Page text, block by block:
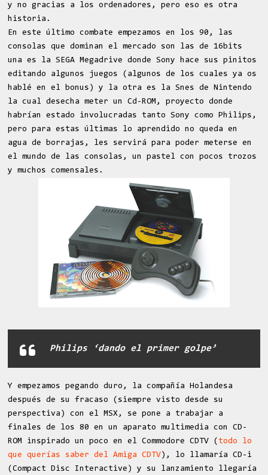
y no gracias a los ordenadores, pero eso es otra
historia.
En este último combate empezamos en los 90, las
consolas que dominan el mercado son las de 16bits
una es la SEGA Megadrive donde Sony hace sus pinitos
editando algunos juegos (algunos de los cuales ya os
hablé en el bonus) y la otra es la Snes de Nintendo
la cual desecha meter un Cd-ROM, proyecto donde
habrían estado involucradas tanto Sony como Philips,
pero para estas últimas lo aprendido no queda en
agua de borrajas, les servirá para poder meterse en
el mundo de las consolas, un pastel con pocos trozos
y muchos comensales.
Philips ‘dando el primer golpe’
Y empezamos pegando duro, la compañía Holandesa
después de su fracaso (siempre visto desde su
perspectiva) con el MSX, se pone a trabajar a
finales de los 80 en un aparato multimedia con CD-
ROM inspirado un poco en el Commodore CDTV ( todo lo
que querías saber del Amiga CDTV ), lo llamaría CD-i
(Compact Disc Interactive) y su lanzamiento llegaría